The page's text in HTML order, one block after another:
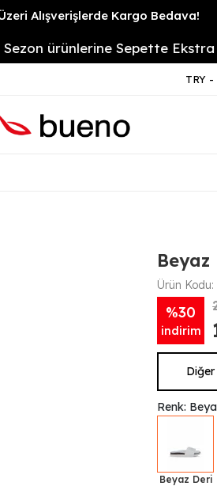
Alışverişlerde Kargo Bedava!
ürünlerine Sepette Ekstra %10
TRY -
Beyaz
Ürün Kodu:
%30
indirim
Diğer
Renk:
Beyaz Deri